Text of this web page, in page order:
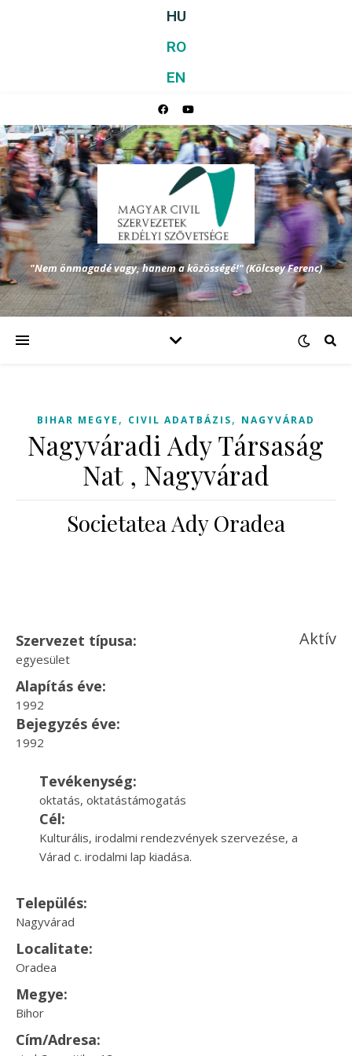
HU
RO
EN
"Nem önmagadé vagy, hanem a közösségé!" (Kölcsey Ferenc)
BIHAR MEGYE , CIVIL ADATBÁZIS, NAGYVÁRAD
Nagyváradi Ady Társaság
Nat , Nagyvárad
Societatea Ady Oradea
Szervezet típusa:
egyesület
Aktív
Alapítás éve:
1992
Bejegyzés éve:
1992
Tevékenység:
oktatás, oktatástámogatás
Cél:
Kulturális, irodalmi rendezvények szervezése, a
Várad c. irodalmi lap kiadása.
Település:
Nagyvárad
Localitate:
Oradea
Megye:
Bihor
Cím/Adresa: